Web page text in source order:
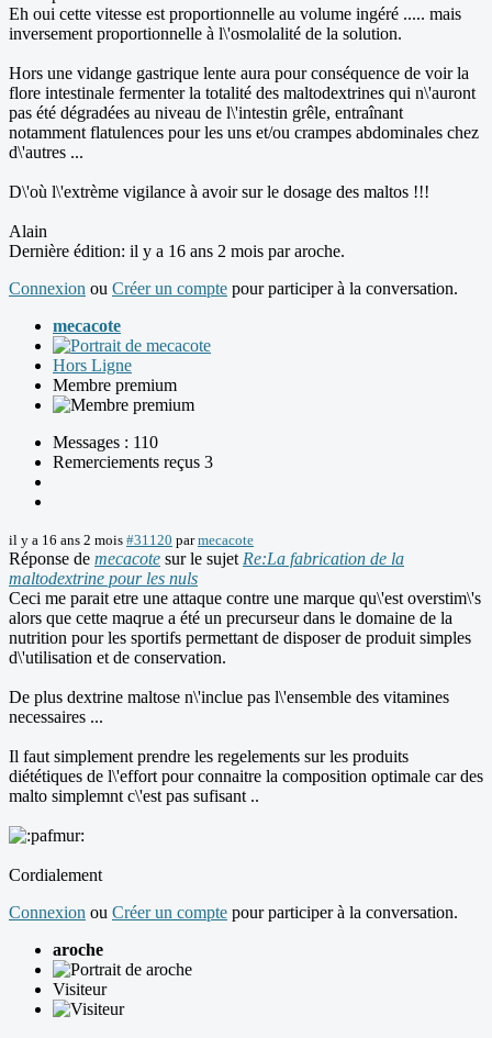
Eh oui cette vitesse est proportionnelle au volume ingéré ..... mais
inversement proportionnelle à l\'osmolalité de la solution.
Hors une vidange gastrique lente aura pour conséquence de voir la
flore intestinale fermenter la totalité des maltodextrines qui n\'auront
pas été dégradées au niveau de l\'intestin grêle, entraînant
notamment flatulences pour les uns et/ou crampes abdominales chez
d\'autres ...
D\'où l\'extrème vigilance à avoir sur le dosage des maltos !!!
Alain
Dernière édition: il y a 16 ans 2 mois pararoche.
Connexion ou Créer un compte pour participer à la conversation.
mecacote
Hors Ligne
Membre premium
Messages : 110
Remerciements reçus 3
il y a 16 ans 2 mois #31120 parmecacote
Réponse de mecacote sur le sujet Re:La fabrication de la
maltodextrine pour les nuls
Ceci me parait etre une attaque contre une marque qu\'est overstim\'s
alors que cette maqrue a été un precurseur dans le domaine de la
nutrition pour les sportifs permettant de disposer de produit simples
d\'utilisation et de conservation.
De plus dextrine maltose n\'inclue pas l\'ensemble des vitamines
necessaires ...
Il faut simplement prendre les regelements sur les produits
diététiques de l\'effort pour connaitre la composition optimale car des
malto simplemnt c\'est pas sufisant ..
Cordialement
Connexion ou Créer un compte pour participer à la conversation.
aroche
Visiteur